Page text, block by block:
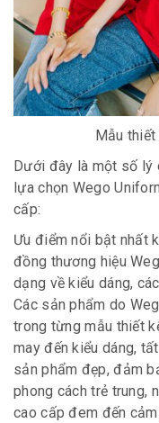
Mẫu thiết
Dưới đây là một số lý
lựa chọn Wego
cấp:
Ưu điểm nổi bật nhất
đồng thương hiệu
dạng về kiểu dáng,
Các sản phẩm do
trong từng mẫu thiết
may đến kiểu dáng,
sản phẩm đẹp, đảm
phong cách trẻ trung,
cao cấp đem đến